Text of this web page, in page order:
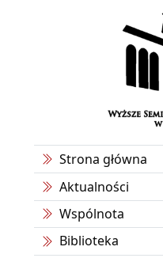
Strona główna
Aktualności
Wspólnota
Biblioteka